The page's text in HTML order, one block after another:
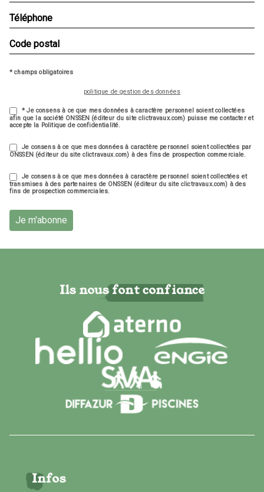
* champs obligatoires
politique de gestion des données
* Je consens à ce que mes données à caractère personnel soient collectées
afin que la société ONSSEN (éditeur du site clictravaux.com) puisse me contacter et
accepte la Politique de confidentialité.
Je consens à ce que mes données à caractère personnel soient collectées par
ONSSEN (éditeur du site clictravaux.com) à des fins de prospection commerciale.
Je consens à ce que mes données à caractère personnel soient collectées et
transmises à des partenaires de ONSSEN (éditeur du site clictravaux.com) à des
fins de prospection commerciales.
Je m'abonne
Ils nous font confiance
Infos